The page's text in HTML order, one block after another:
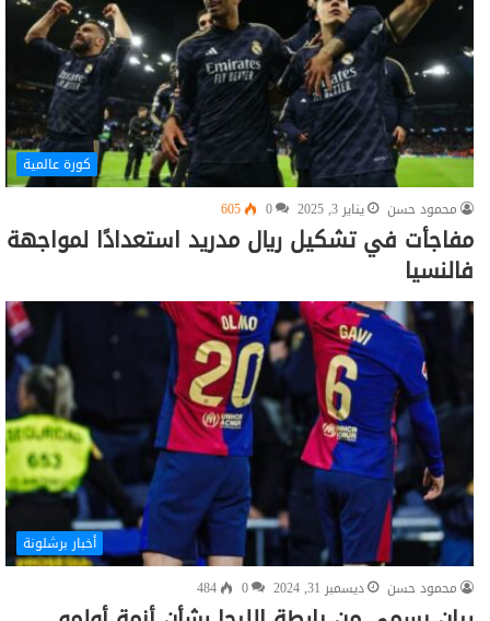
كورة عالمية
محمود حسن
يناير 3, 2025 0
605
مفاجأت في تشكيل ريال مدريد استعدادًا لمواجهة
فالنسيا
أخبار برشلونة
محمود حسن
ديسمبر 31, 2024 0
484